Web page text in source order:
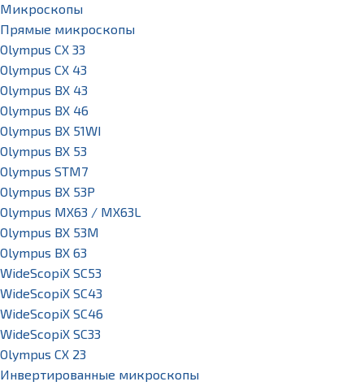
Микроскопы
Прямые микроскопы
Olympus CX 33
Olympus CX 43
Olympus BX 43
Olympus BX 46
Olympus BX 51WI
Olympus BX 53
Olympus STM7
Olympus BX 53P
Olympus MX63 / MX63L
Olympus BX 53M
Olympus BX 63
WideScopiX SC53
WideScopiX SC43
WideScopiX SC46
WideScopiX SC33
Olympus CX 23
Инвертированные микроскопы